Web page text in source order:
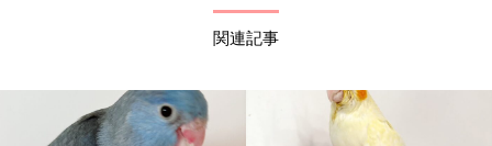
関連記事